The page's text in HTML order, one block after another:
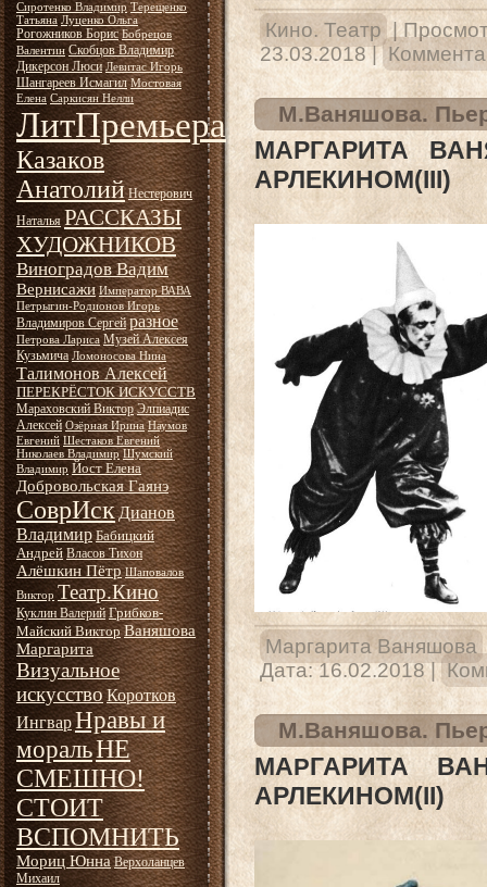
Сиротенко Владимир Терещенко
Татьяна Луценко Ольга
Рогожников Борис Бобрецов
Валентин Скобцов Владимир
Дикерсон Люси Левитас Игорь
Шангареев Исмагил Мостовая
Елена Саркисян Нелли
ЛитПремьера
Казаков
Анатолий Нестерович
Наталья РАССКАЗЫ
ХУДОЖНИКОВ
Виноградов Вадим
Вернисажи Император ВАВА
Петрыгин-Родионов Игорь
Владимиров Сергей разное
Петрова Лариса Музей Алексея
Кузьмича Ломоносова Нина
Талимонов Алексей
ПЕРЕКРЁСТОК ИСКУССТВ
Мараховский Виктор Элпиадис
Алексей Озёрная Ирина Наумов
Евгений Шестаков Евгений
Николаев Владимир Шумский
Владимир Йост Елена
Добровольская Гаянэ
СоврИскДианов
Владимир Бабицкий
Андрей Власов Тихон
Алёшкин Пётр Шаповалов
Виктор Театр.Кино
Куклин Валерий Грибков-
Майский Виктор Ваняшова
Маргарита
Визуальное
искусствоКоротков
ИнгварНравы и
моральНЕ
СМЕШНО!
СТОИТ
ВСПОМНИТЬ
Мориц Юнна Верхоланцев
Михаил
Кино. Театр |
23.03.2018 |
М.Ваняшова.
МАРГАРИТА
АРЛЕКИНОМ(III)
Маргарита Ваняшова
Дата: 16.02.2018 |
М.Ваняшова.
МАРГАРИТА
АРЛЕКИНОМ(II)